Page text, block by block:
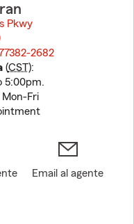
Pkwy
2682
(CST):
5:00pm.
Mon-Fri
Email al agente